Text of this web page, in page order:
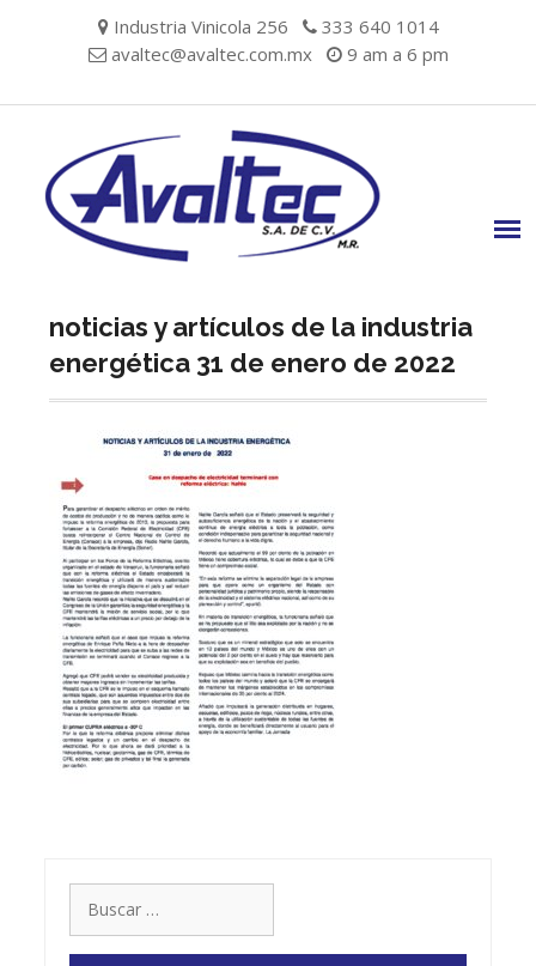
Industria Vinicola 256
333 640 1014
avaltec@avaltec.com.mx
9 am a 6 pm
noticias y artículos de la industria
energética 31 de enero de 2022